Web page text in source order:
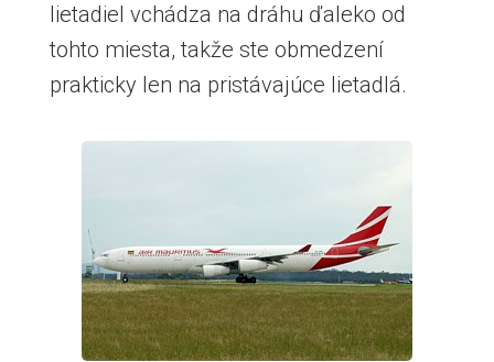
lietadiel vchádza na dráhu ďaleko od
tohto miesta, takže ste obmedzení
prakticky len na pristávajúce lietadlá.